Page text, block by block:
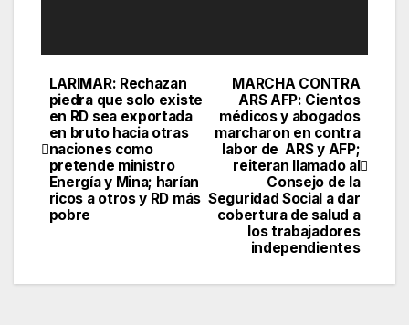
Navegación
de
entradas
MARCHA CONTRA
ARS AFP: Cientos
médicos y abogados
marcharon en contra
labor de ARS y AFP;
reiteran llamado al
Consejo de la
Seguridad Social a dar
cobertura de salud a
los trabajadores
independientes
LARIMAR: Rechazan
piedra que solo existe
en RD sea exportada
en bruto hacia otras
naciones como
pretende ministro
Energía y Mina; harían
ricos a otros y RD más
pobre